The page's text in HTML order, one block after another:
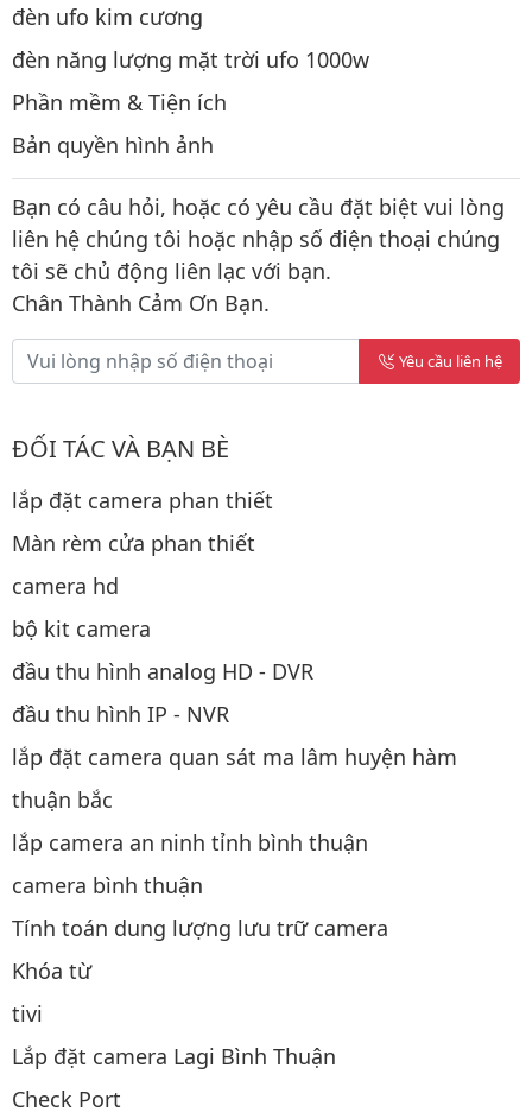
đèn ufo kim cương
đèn năng lượng mặt trời ufo 1000w
Phần mềm & Tiện ích
Bản quyền hình ảnh
Bạn có câu hỏi, hoặc có yêu cầu đặt biệt vui lòng
liên hệ chúng tôi hoặc nhập số điện thoại chúng
tôi sẽ chủ động liên lạc với bạn.
Chân Thành Cảm Ơn Bạn.
Yêu cầu liên hệ
ĐỐI TÁC VÀ BẠN BÈ
lắp đặt camera phan thiết
Màn rèm cửa phan thiết
camera hd
bộ kit camera
đầu thu hình analog HD - DVR
đầu thu hình IP - NVR
lắp đặt camera quan sát ma lâm huyện hàm
thuận bắc
lắp camera an ninh tỉnh bình thuận
camera bình thuận
Tính toán dung lượng lưu trữ camera
Khóa từ
tivi
Lắp đặt camera Lagi Bình Thuận
Check Port